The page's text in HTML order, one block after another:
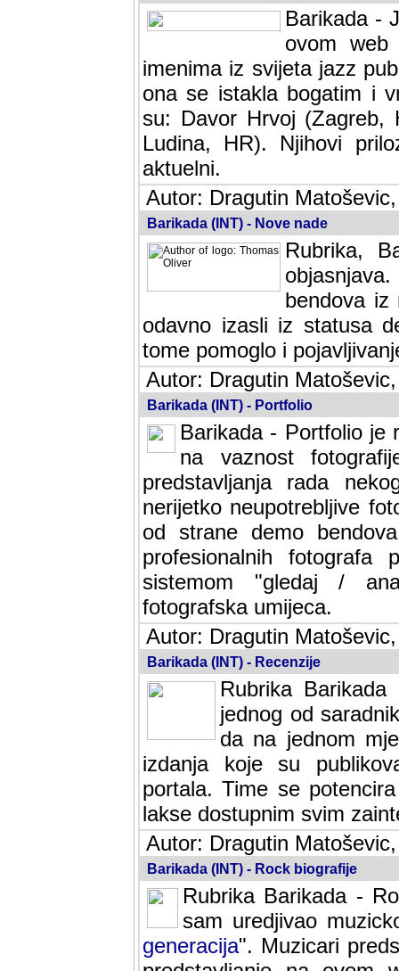
Barikada -
ovom web
imenima iz svijeta jazz
ona se istakla bogatim i
su: Davor Hrvoj (Zagreb,
Ludina, HR). Njihovi
aktuelni.
Autor: Dragutin
Barikada (INT) - Nove nade
Rubrika,
bendova iz
odavno izasli iz statusa
tome pomoglo i
Autor: Dragutin
Barikada (INT) - Portfolio
Barikada - Portfolio je
na vaznost
predstavljanja rada
nerijetko neupotrebljive
od strane demo
profesionalnih fotografa
sistemom "gledaj /
fotografska umijeca.
Autor: Dragutin
Barikada (INT) - Recenzije
Rubrika
jednog od
da na jednom
izdanja koje su
portala. Time se
lakse dostupnim svim
Autor: Dragutin
Barikada (INT) - Rock biografije
Rubrika Barikada -
sam uredjivao
generacija". Muzicari